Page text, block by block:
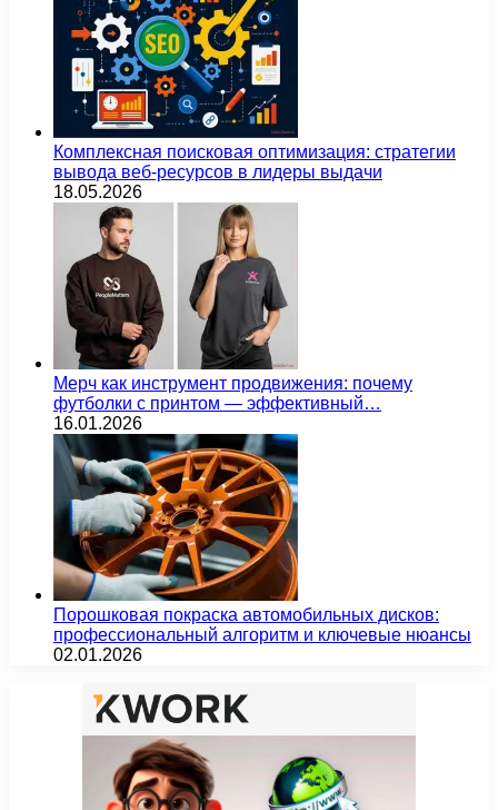
Комплексная поисковая оптимизация: стратегии
вывода веб-ресурсов в лидеры выдачи
18.05.2026
Мерч как инструмент продвижения: почему
футболки с принтом — эффективный…
16.01.2026
Порошковая покраска автомобильных дисков:
профессиональный алгоритм и ключевые нюансы
02.01.2026